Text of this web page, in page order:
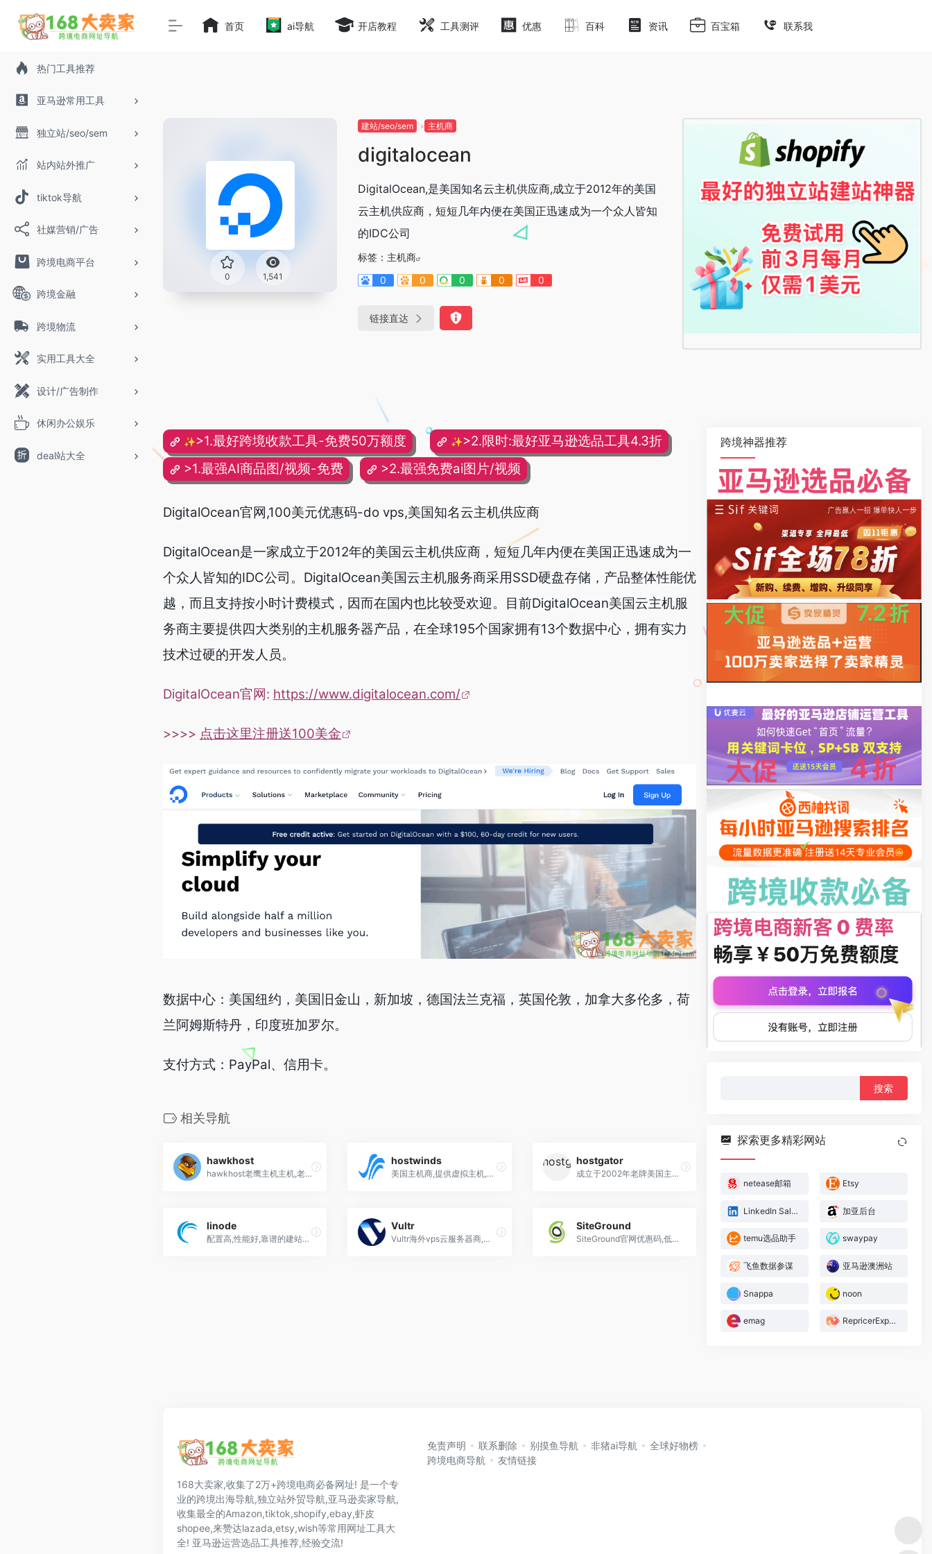
热门工具推荐
亚马逊常用工具
独立站/seo/sem
站内站外推广
tiktok导航
社媒营销/广告
跨境电商平台
跨境金融
跨境物流
实用工具大全
设计/广告制作
休闲办公娱乐
deal站大全
首页 ai导航 开店教程 工具测评 优惠 百科 资讯 百宝箱 联系我
0 1,541
建站/seo/sem 主机商
digitalocean
DigitalOcean,是美国知名云主机供应商,成立于2012年的美国
云主机供应商，短短几年内便在美国正迅速成为一个众人皆知
的IDC公司
标签： 主机商
0
0 0 0 0
链接直达
✨>1.最好跨境收款工具-免费50万额度 ✨>2.限时:最好亚马逊选品工具4.3折
>1.最强AI商品图/视频-免费
>2.最强免费ai图片/视频
DigitalOcean官网,100美元优惠码-do vps,美国知名云主机供应商
DigitalOcean是一家成立于2012年的美国云主机供应商，短短几年内便在美国正迅速成为一
个众人皆知的IDC公司。DigitalOcean美国云主机服务商采用SSD硬盘存储，产品整体性能优
越，而且支持按小时计费模式，因而在国内也比较受欢迎。目前DigitalOcean美国云主机服
务商主要提供四大类别的主机服务器产品，在全球195个国家拥有13个数据中心，拥有实力
技术过硬的开发人员。
DigitalOcean官网: https://www.digitalocean.com/
>>>> 点击这里注册送100美金
数据中心：美国纽约，美国旧金山，新加坡，德国法兰克福，英国伦敦，加拿大多伦多，荷
兰阿姆斯特丹，印度班加罗尔。
支付方式：PayPal、信用卡。
相关导航
hawkhost
hawkhost老鹰主机主机,老牌的美国主机商之一,提供 美国虚拟主机、vps,云主机、Reseller主机以及半独立主机等产品.
hostwinds
美国主机商,提供虚拟主机,vps,云服务器,独立服务器
hostgator
成立于2002年老牌美国主机商，位于佛罗里达州Boca Raton市，一直以来HostGator以高稳定性和速度快而闻名全球的。HostGator专业提供香港虚拟主机、分销主机、美国VPS主机以及独立服务器等多种主机产品服务。
linode
配置高,性能好,靠谱的建站、网络应用首选VPS,性能好,超级稳定,客户服务一流
Vultr
Vultr海外vps云服务器商,注册送100美元
SiteGround
SiteGround官网优惠码,低至2.5折大促,跨境电商外贸首选!速度超快!知名国外虚拟主机商
跨境神器推荐
探索更多精彩网站
netease邮箱 Etsy
LinkedIn Sales Navigator 加亚后台
temu选品助手 swaypay
飞鱼数据参谋 亚马逊澳洲站
Snappa noon
emag RepricerExpress
168大卖家,收集了2万+跨境电商必备网址! 是一个专
业的跨境出海导航,独立站外贸导航,亚马逊卖家导航,
收集最全的Amazon,tiktok,shopify,ebay,虾皮
shopee,来赞达lazada,etsy,wish等常用网址工具大
全! 亚马逊运营选品工具推荐,经验交流!
免责声明 联系删除 别摸鱼导航 非猪ai导航
全球好物榜
跨境电商导航
友情链接